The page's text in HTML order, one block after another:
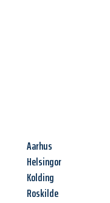
Aarhus
Helsingor
Kolding
Roskilde